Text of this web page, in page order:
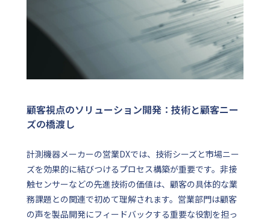
顧客視点のソリューション開発：技術と顧客ニー
ズの橋渡し
計測機器メーカーの営業DXでは、技術シーズと市場ニー
ズを効果的に結びつけるプロセス構築が重要です。非接
触センサーなどの先進技術の価値は、顧客の具体的な業
務課題との関連で初めて理解されます。営業部門は顧客
の声を製品開発にフィードバックする重要な役割を担っ